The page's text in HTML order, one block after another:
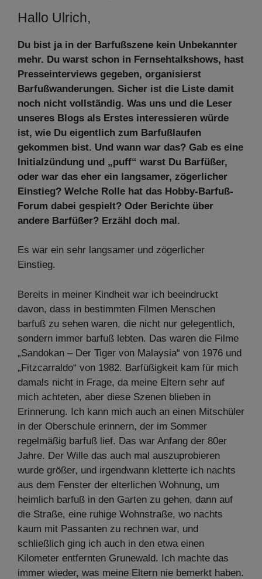
Hallo Ulrich,
Du bist ja in der Barfußszene kein Unbekannter
mehr. Du warst schon in Fernsehtalkshows, hast
Presseinterviews gegeben, organisierst
Barfußwanderungen. Sicher ist die Liste damit
noch nicht vollständig. Was uns und die Leser
unseres Blogs als Erstes interessieren würde
ist, wie Du eigentlich zum Barfußlaufen
gekommen bist. Und wann war das? Gab es eine
Initialzündung und „puff“ warst Du Barfüßer,
oder war das eher ein langsamer, zögerlicher
Einstieg? Welche Rolle hat das Hobby-Barfuß-
Forum dabei gespielt? Oder Berichte über
andere Barfüßer? Erzähl doch mal.
Es war ein sehr langsamer und zögerlicher
Einstieg.
Bereits in meiner Kindheit war ich beeindruckt
davon, dass in bestimmten Filmen Menschen
barfuß zu sehen waren, die nicht nur gelegentlich,
sondern immer barfuß lebten. Das waren die Filme
„Sandokan – Der Tiger von Malaysia“ von 1976 und
„Fitzcarraldo“ von 1982. Barfüßigkeit kam für mich
damals nicht in Frage, da meine Eltern sehr auf
mich achteten, aber diese Szenen blieben in
Erinnerung. Ich kann mich auch an einen Mitschüler
in der Oberschule erinnern, der im Sommer
regelmäßig barfuß lief. Das war Anfang der 80er
Jahre. Der Wille das auch mal auszuprobieren
wurde größer, und irgendwann kletterte ich nachts
aus dem Fenster der elterlichen Wohnung, um
heimlich barfuß in den Garten zu gehen, dann auf
die Straße, eine ruhige Wohnstraße, wo nachts
kaum mit Passanten zu rechnen war, und
schließlich ging ich auch in den etwa einen
Kilometer entfernten Grunewald. Ich machte das
immer wieder, was meine Eltern nie bemerkt haben.